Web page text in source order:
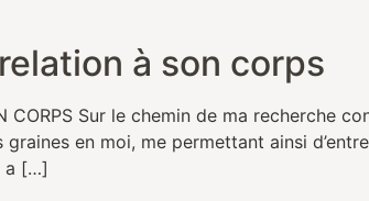
à son corps
CORPS Sur le chemin de ma recherche
en moi, me permettant ainsi
a […]